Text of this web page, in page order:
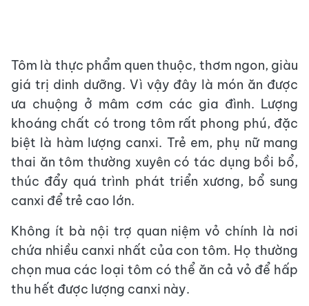
Tôm là thực phẩm quen thuộc, thơm ngon, giàu
giá trị dinh dưỡng. Vì vậy đây là món ăn được
ưa chuộng ở mâm cơm các gia đình. Lượng
khoáng chất có trong tôm rất phong phú, đặc
biệt là hàm lượng canxi. Trẻ em, phụ nữ mang
thai ăn tôm thường xuyên có tác dụng bồi bổ,
thúc đẩy quá trình phát triển xương, bổ sung
canxi để trẻ cao lớn.
Không ít bà nội trợ quan niệm vỏ chính là nơi
chứa nhiều canxi nhất của con tôm. Họ thường
chọn mua các loại tôm có thể ăn cả vỏ để hấp
thu hết được lượng canxi này.